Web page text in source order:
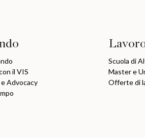
il VIS
Advocacy
Scuola di
Master e
Offerte di